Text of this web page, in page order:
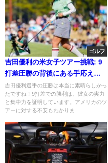
ゴルフ
吉田優利の米女子ツアー挑戦: 9
打差圧勝の背後にある手応えと
不安
吉田優利選手の圧勝は本当に素晴らしかっ
たですね！9打差での勝利は、彼女の実力
と集中力を証明しています。アメリカのツ
アーに対する不安もわかりま...